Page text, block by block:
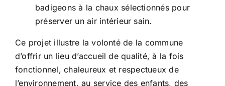
badigeons à la chaux sélectionnés pour
préserver un air intérieur sain.
Ce projet illustre la volonté de la commune
d’offrir un lieu d’accueil de qualité, à la fois
fonctionnel, chaleureux et respectueux de
l’environnement, au service des enfants, des